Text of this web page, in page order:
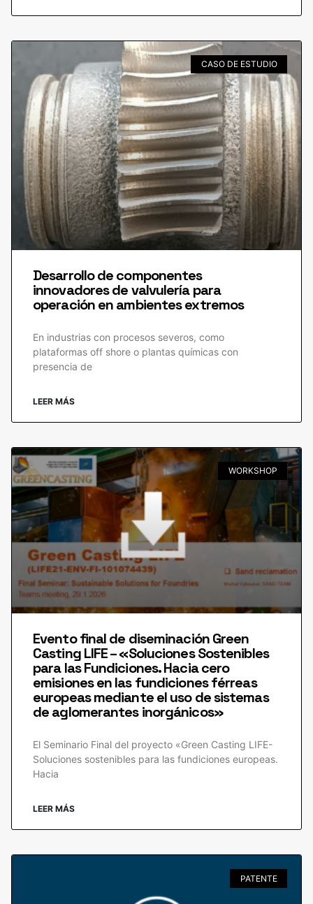
CASO DE ESTUDIO
Desarrollo de componentes
innovadores de valvulería para
operación en ambientes extremos
En industrias con procesos severos, como
plataformas off shore o plantas químicas con
presencia de
LEER MÁS
WORKSHOP
Evento final de diseminación Green
Casting LIFE – «Soluciones Sostenibles
para las Fundiciones. Hacia cero
emisiones en las fundiciones férreas
europeas mediante el uso de sistemas
de aglomerantes inorgánicos»
El Seminario Final del proyecto «Green Casting LIFE-
Soluciones sostenibles para las fundiciones europeas.
Hacia
LEER MÁS
PATENTE